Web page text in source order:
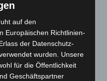
war eine
die dank der
(MTB) an der
auf den
Europäischen Richtlinien-
der Datenschutz-
wurden. Unsere
für die Öffentlichkeit
Geschäftspartner